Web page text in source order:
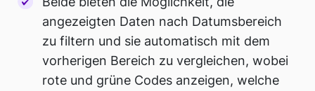
angezeigten Daten nach Datumsbereich
zu filtern und sie automatisch mit dem
vorherigen Bereich zu vergleichen, wobei
rote und grüne Codes anzeigen, welche